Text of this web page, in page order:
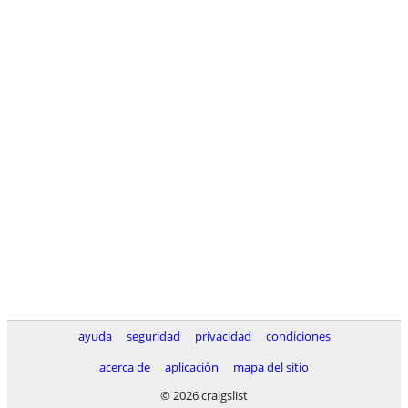
ayuda seguridad privacidad
condiciones
acerca de
aplicación
mapa del sitio
© 2026 craigslist